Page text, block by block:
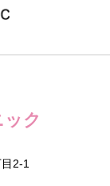
ク
2-1